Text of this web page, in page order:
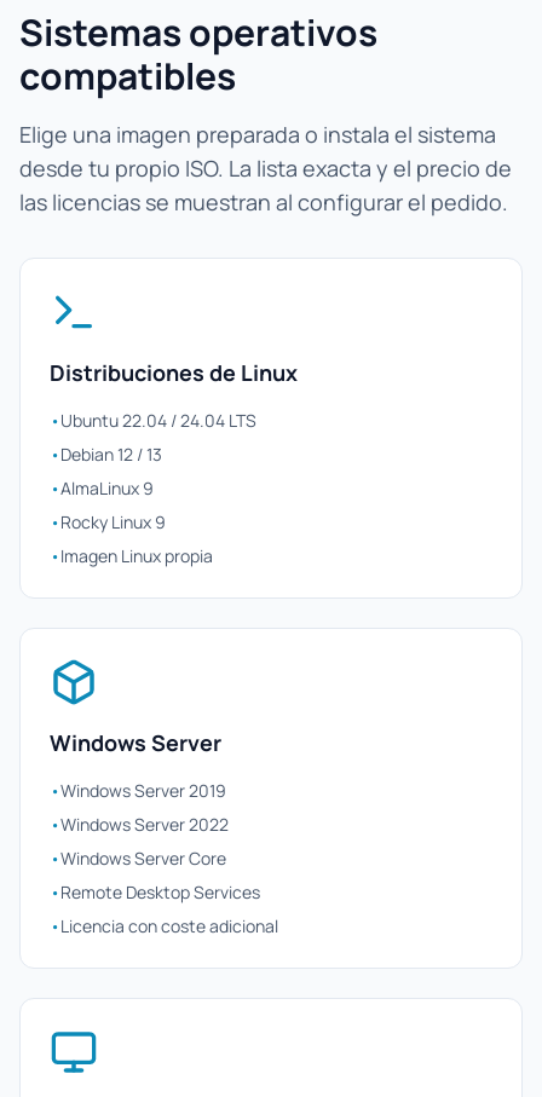
Sistemas operativos
compatibles
Elige una imagen preparada o instala el sistema
desde tu propio ISO. La lista exacta y el precio de
las licencias se muestran al configurar el pedido.
Distribuciones de Linux
•Ubuntu 22.04 / 24.04 LTS
•Debian 12 / 13
•AlmaLinux 9
•Rocky Linux 9
•Imagen Linux propia
Windows Server
•Windows Server 2019
•Windows Server 2022
•Windows Server Core
•Remote Desktop Services
•Licencia con coste adicional